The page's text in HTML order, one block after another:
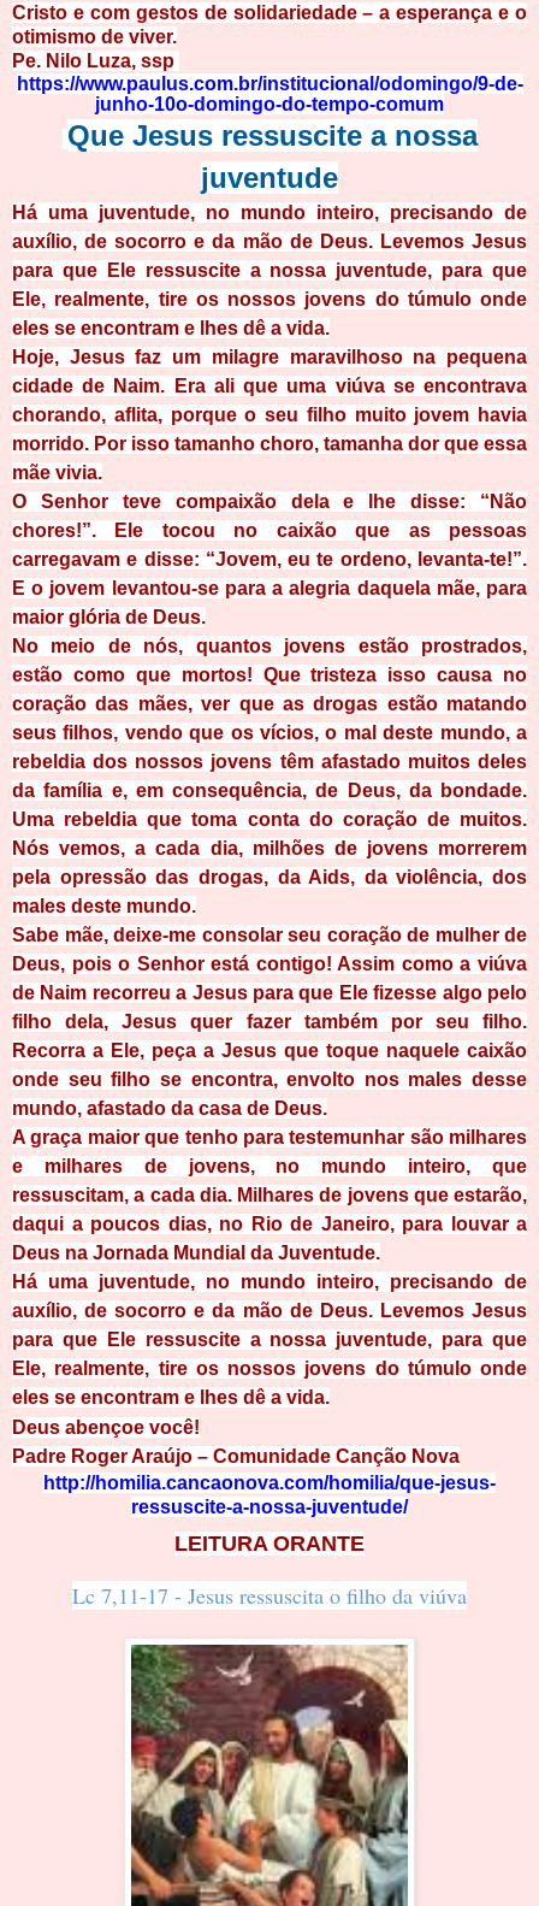
Cristo e com gestos de solidariedade – a esperança e o
otimismo de viver.
Pe. Nilo Luza, ssp
https://www.paulus.com.br/institucional/odomingo/9-de-
junho-10o-domingo-do-tempo-comum
Que Jesus ressuscite a nossa
juventude
Há uma juventude, no mundo inteiro, precisando de
auxílio, de socorro e da mão de Deus. Levemos Jesus
para que Ele ressuscite a nossa juventude, para que
Ele, realmente, tire os nossos jovens do túmulo onde
eles se encontram e lhes dê a vida.
Hoje, Jesus faz um milagre maravilhoso na pequena
cidade de Naim. Era ali que uma viúva se encontrava
chorando, aflita, porque o seu filho muito jovem havia
morrido. Por isso tamanho choro, tamanha dor que essa
mãe vivia.
O Senhor teve compaixão dela e lhe disse: “Não
chores!”. Ele tocou no caixão que as pessoas
carregavam e disse: “Jovem, eu te ordeno, levanta-te!”.
E o jovem levantou-se para a alegria daquela mãe, para
maior glória de Deus.
No meio de nós, quantos jovens estão prostrados,
estão como que mortos! Que tristeza isso causa no
coração das mães, ver que as drogas estão matando
seus filhos, vendo que os vícios, o mal deste mundo, a
rebeldia dos nossos jovens têm afastado muitos deles
da família e, em consequência, de Deus, da bondade.
Uma rebeldia que toma conta do coração de muitos.
Nós vemos, a cada dia, milhões de jovens morrerem
pela opressão das drogas, da Aids, da violência, dos
males deste mundo.
Sabe mãe, deixe-me consolar seu coração de mulher de
Deus, pois o Senhor está contigo! Assim como a viúva
de Naim recorreu a Jesus para que Ele fizesse algo pelo
filho dela, Jesus quer fazer também por seu filho.
Recorra a Ele, peça a Jesus que toque naquele caixão
onde seu filho se encontra, envolto nos males desse
mundo, afastado da casa de Deus.
A graça maior que tenho para testemunhar são milhares
e milhares de jovens, no mundo inteiro, que
ressuscitam, a cada dia. Milhares de jovens que estarão,
daqui a poucos dias, no Rio de Janeiro, para louvar a
Deus na Jornada Mundial da Juventude.
Há uma juventude, no mundo inteiro, precisando de
auxílio, de socorro e da mão de Deus. Levemos Jesus
para que Ele ressuscite a nossa juventude, para que
Ele, realmente, tire os nossos jovens do túmulo onde
eles se encontram e lhes dê a vida.
Deus abençoe você!
Padre Roger Araújo – Comunidade Canção Nova
http://homilia.cancaonova.com/homilia/que-jesus-
ressuscite-a-nossa-juventude/
LEITURA ORANTE
Lc 7,11-17 - Jesus ressuscita o filho da viúva